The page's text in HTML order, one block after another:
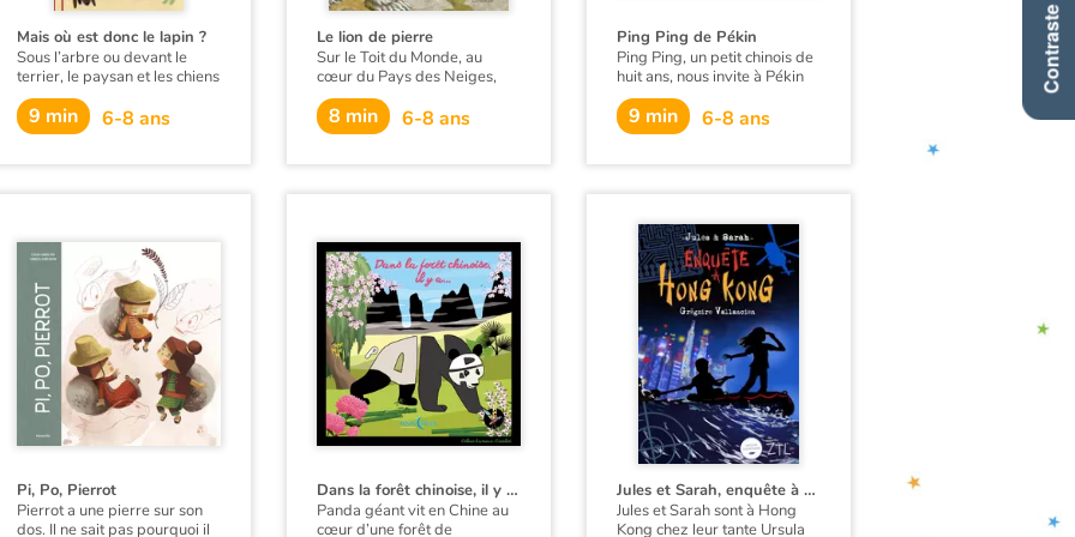
Contraste +
Mais où est donc le lapin ?
Sous l’arbre ou devant le
terrier, le paysan et les chiens
attendent, patiemment. Ils
attendent, ils attendent... Ils
attendent que le lapin leur
9 min 6-8 ans
Le lion de pierre
Sur le Toit du Monde, au
cœur du Pays des Neiges,
vivait autrefois une famille de
paysans. Dorje, le frère aîné,
hébergeait chez lui son cadet.
8 min 6-8 ans
Ping Ping de Pékin
Ping Ping, un petit chinois de
huit ans, nous invite à Pékin
pour découvrir son petit
monde : sa maison, son
quartier, ses copains, son
nous propose de fêter le
Nouvel An chinois dans sa
famille ! À la fin de l’album,
apprenez quelques phrases
et mots en chinois grâce au
lexique bilingue de Ping Ping
9 min 6-8 ans
Pi, Po, Pierrot
Pierrot a une pierre sur son
dos. Il ne sait pas pourquoi il
Dans la forêt chinoise, il y a... Panda
Panda géant vit en Chine au
cœur d’une forêt de
Jules et Sarah, enquête à Hong Kong
Jules et Sarah sont à Hong
Kong chez leur tante Ursula